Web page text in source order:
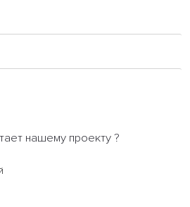
нашему проекту ?